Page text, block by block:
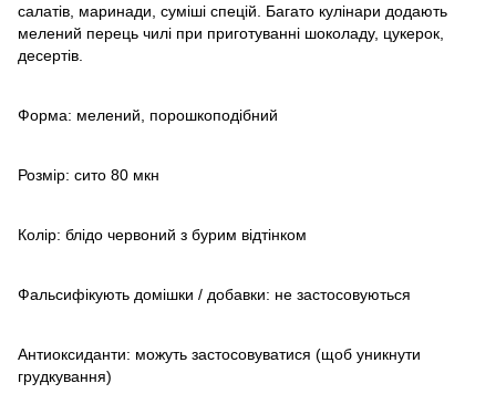
салатів, маринади, суміші спецій. Багато кулінари додають
мелений перець чилі при приготуванні шоколаду, цукерок,
десертів.
Форма: мелений, порошкоподібний
Розмір: сито 80 мкн
Колір: блідо червоний з бурим відтінком
Фальсифікують домішки / добавки: не застосовуються
Антиоксиданти: можуть застосовуватися (щоб уникнути
грудкування)